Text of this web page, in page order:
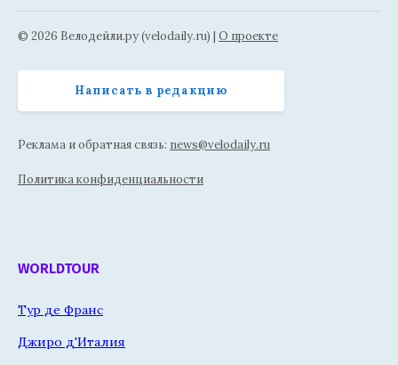
© 2026 Велодейли.ру (velodaily.ru) | О проекте
Написать в редакцию
Реклама и обратная связь: news@velodaily.ru
Политика конфиденциальности
WORLDTOUR
Тур де Франс
Джиро д'Италия